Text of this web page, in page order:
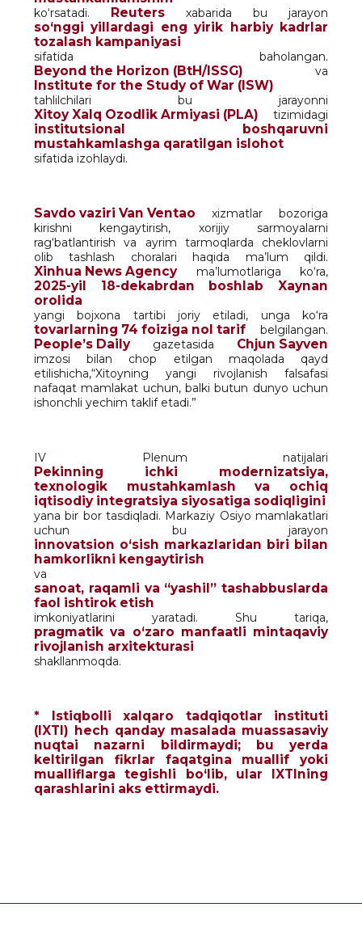
ko‘rsatadi. Reuters xabarida bu jarayon
so‘nggi yillardagi eng yirik harbiy kadrlar
tozalash kampaniyasi
sifatida baholangan.
Beyond the Horizon (BtH/ISSG) va
Institute for the Study of War (ISW)
tahlilchilari bu jarayonni
Xitoy Xalq Ozodlik Armiyasi (PLA) tizimidagi
institutsional boshqaruvni
mustahkamlashga qaratilgan islohot
sifatida izohlaydi.
Savdo vaziri Van Ventaо xizmatlar bozoriga
kirishni kengaytirish, xorijiy sarmoyalarni
rag‘batlantirish va ayrim tarmoqlarda cheklovlarni
olib tashlash choralari haqida ma’lum qildi.
Xinhua News Agencyma’lumotlariga ko‘ra,
2025-yil 18-dekabrdan boshlab Xaynan
orolida
yangi bojxona tartibi joriy etiladi, unga ko‘ra
tovarlarning 74 foiziga nol tarif belgilangan.
People’s Dailygazetasida Chjun Sayven
imzosi bilan chop etilgan maqolada qayd
etilishicha,“Xitoyning yangi rivojlanish falsafasi
nafaqat mamlakat uchun, balki butun dunyo uchun
ishonchli yechim taklif etadi.”
IV Plenum natijalari
Pekinning ichki modernizatsiya,
texnologik mustahkamlash va ochiq
iqtisodiy integratsiya siyosatiga sodiqligini
yana bir bor tasdiqladi. Markaziy Osiyo mamlakatlari
uchun bu jarayon
innovatsion o‘sish markazlaridan biri bilan
hamkorlikni kengaytirish
va
sanoat, raqamli va “yashil” tashabbuslarda
faol ishtirok etish
imkoniyatlarini yaratadi. Shu tariqa,
pragmatik va o‘zaro manfaatli mintaqaviy
rivojlanish arxitekturasi
shakllanmoqda.
* Istiqbolli xalqaro tadqiqotlar instituti
(IXTI) hech qanday masalada muassasaviy
nuqtai nazarni bildirmaydi; bu yerda
keltirilgan fikrlar faqatgina muallif yoki
mualliflarga tegishli bo‘lib, ular IXTIning
qarashlarini aks ettirmaydi.